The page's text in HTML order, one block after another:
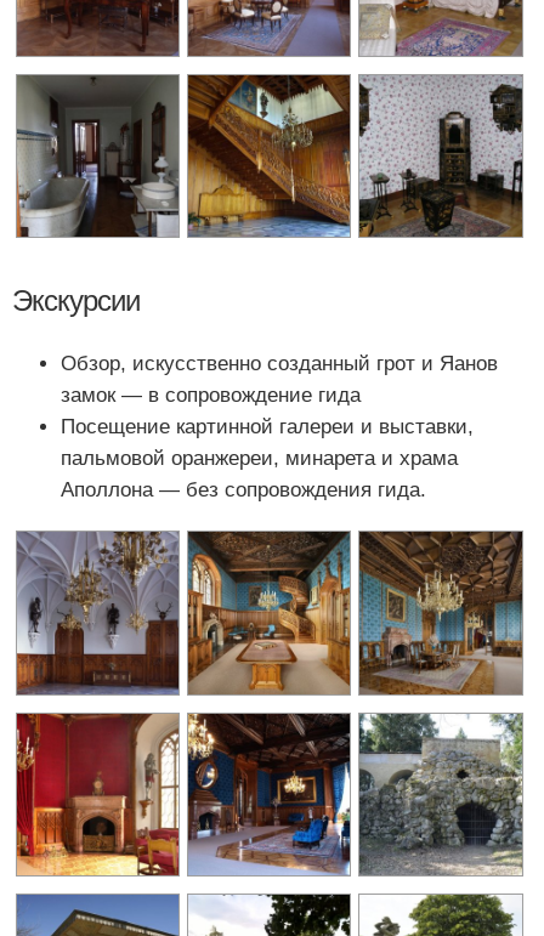
Экскурсии
Обзор, искусственно созданный грот и Яанов
замок — в сопровождение гида
Посещение картинной галереи и выставки,
пальмовой оранжереи, минарета и храма
Аполлона — без сопровождения гида.